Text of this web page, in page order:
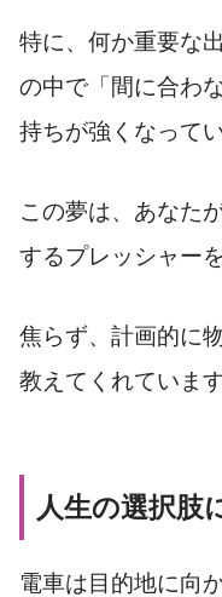
特に、何か重要な
の中で「間に合わ
持ちが強くなって
この夢は、あなた
するプレッシャー
焦らず、計画的に
教えてくれています
人生の選択肢
電車は目的地に向